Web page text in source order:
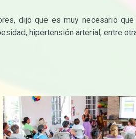
dijo que es muy necesario
hipertensión arterial, entre